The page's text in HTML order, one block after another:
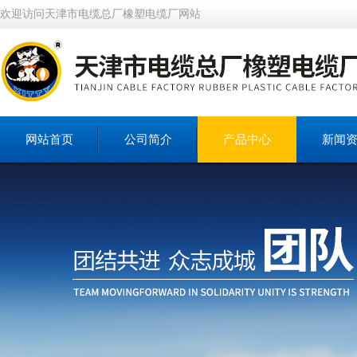
欢迎访问天津市电缆总厂橡塑电缆厂网站
网站首页 公司简介 产品中心 新闻